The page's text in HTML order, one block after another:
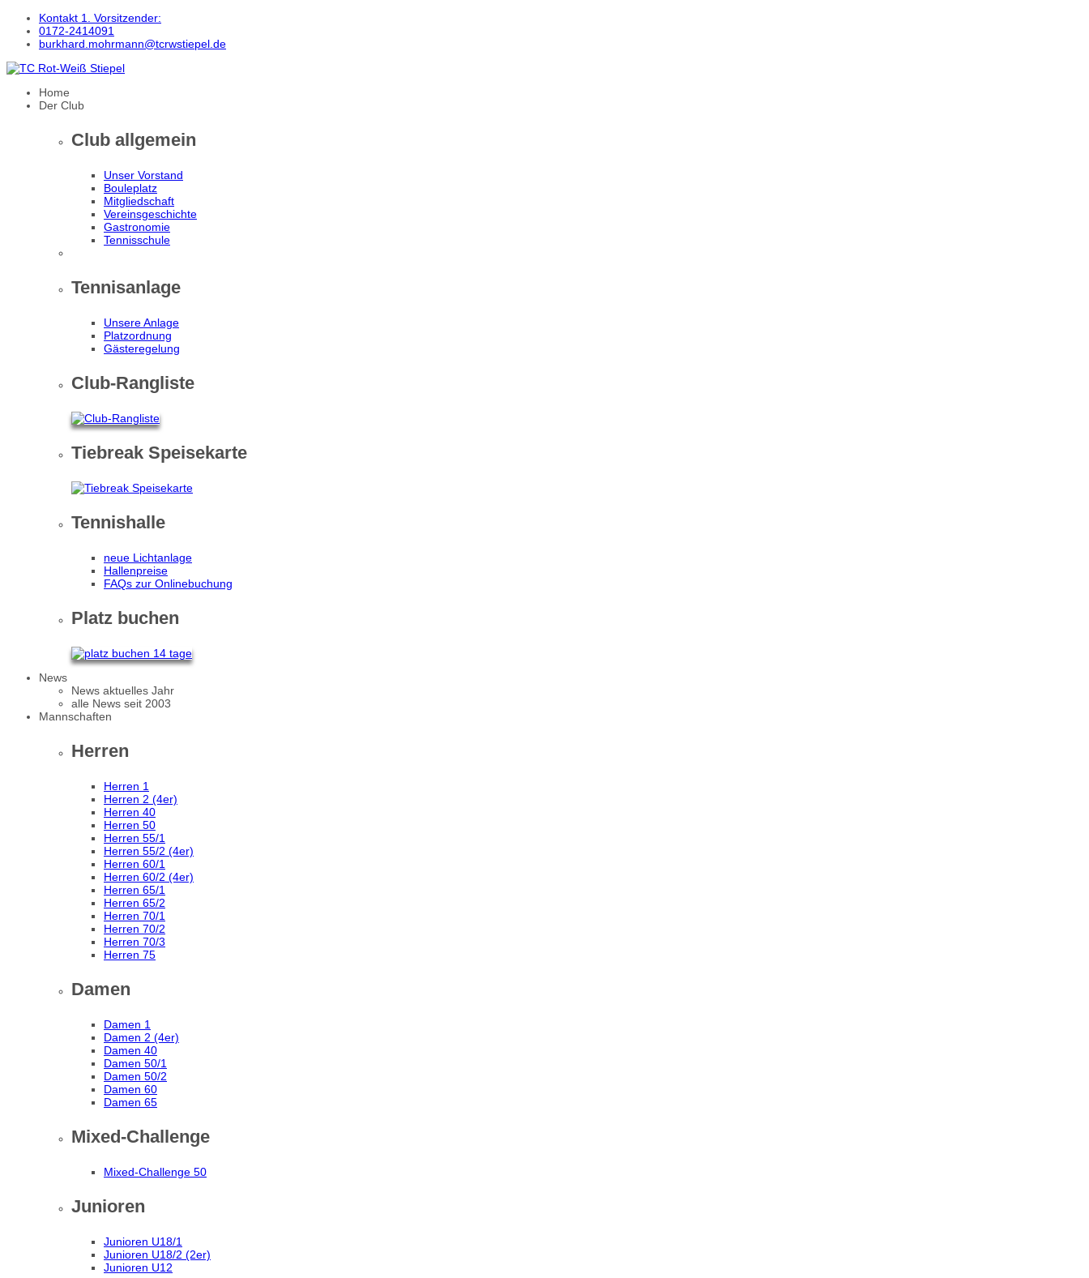
Kontakt 1. Vorsitzender:
0172-2414091
burkhard.mohrmann@tcrwstiepel.de
Home
Der Club
Club allgemein
Unser Vorstand
Bouleplatz
Mitgliedschaft
Vereinsgeschichte
Gastronomie
Tennisschule
Tennisanlage
Unsere Anlage
Platzordnung
Gästeregelung
Club-Rangliste
Tiebreak Speisekarte
Tennishalle
neue Lichtanlage
Hallenpreise
FAQs zur Onlinebuchung
Platz buchen
News
News aktuelles Jahr
alle News seit 2003
Mannschaften
Herren
Herren 1
Herren 2 (4er)
Herren 40
Herren 50
Herren 55/1
Herren 55/2 (4er)
Herren 60/1
Herren 60/2 (4er)
Herren 65/1
Herren 65/2
Herren 70/1
Herren 70/2
Herren 70/3
Herren 75
Damen
Damen 1
Damen 2 (4er)
Damen 40
Damen 50/1
Damen 50/2
Damen 60
Damen 65
Mixed-Challenge
Mixed-Challenge 50
Junioren
Junioren U18/1
Junioren U18/2 (2er)
Junioren U12